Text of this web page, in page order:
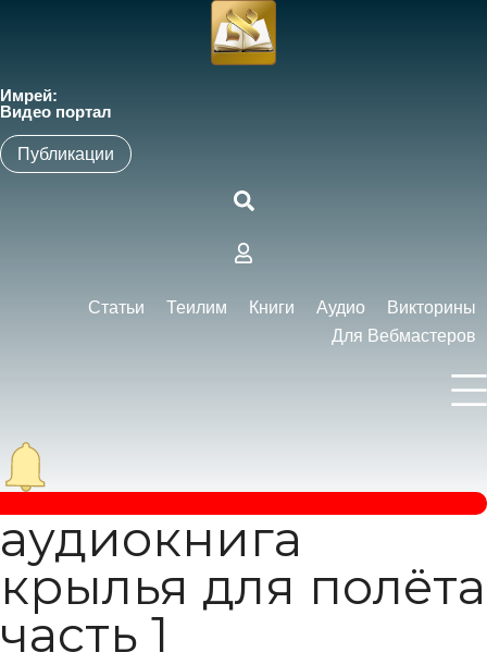
Имрей:
Видео портал
Публикации
Статьи Теилим Книги Аудио
Викторины
Для Вебмастеров
аудиокнига
крылья для полёта
часть 1